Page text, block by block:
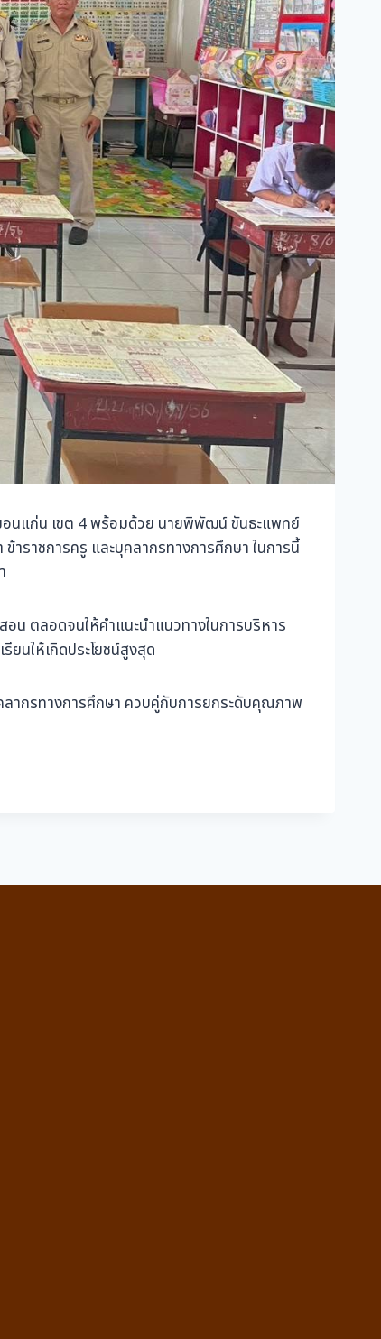
อนแก่น เขต 4 พร้อมด้วย นายพิพัฒน์ ขันธะแพทย์
ราชการครู และบุคลากรทางการศึกษา ในการนี้
น ตลอดจนให้คำแนะนำแนวทางในการบริหาร
นให้เกิดประโยชน์สูงสุด
ากรทางการศึกษา ควบคู่กับการยกระดับคุณภาพ